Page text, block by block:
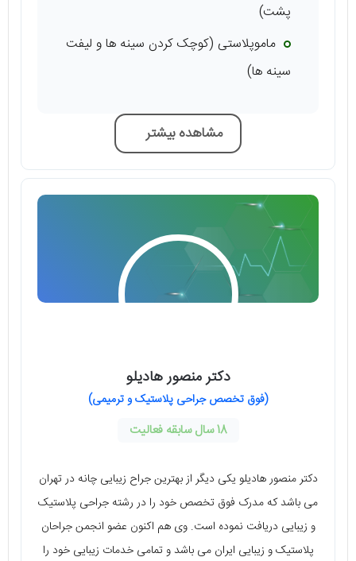
پشت)
ماموپلاستی (کوچک کردن سینه ها و لیفت
سینه ها)
مشاهده بیشتر
دکتر منصور هادیلو
(فوق تخصص جراحی پلاستیک و ترمیمی)
18 سال سابقه فعالیت
دکتر منصور هادیلو یکی دیگر از بهترین جراح زیبایی چانه در تهران
می‌ باشد که مدرک فوق تخصص خود را در رشته جراحی پلاستیک
و زیبایی دریافت نموده است. وی هم اکنون عضو انجمن جراحان
پلاستیک و زیبایی ایران می‌ باشد و تمامی خدمات زیبایی خود را